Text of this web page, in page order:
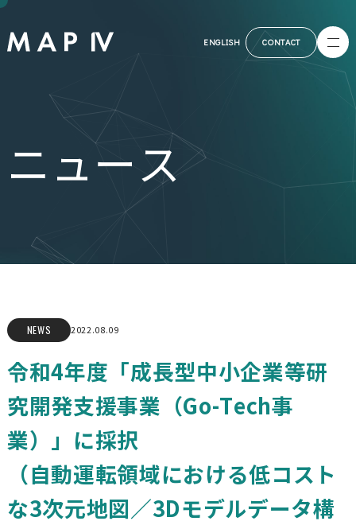
ENGLISH CONTACT
ニュース
NEWS 2022.08.09
令和4年度「成長型中小企業等研
究開発支援事業（Go-Tech事
業）」に採択
（自動運転領域における低コスト
な3次元地図／3Dモデルデータ構